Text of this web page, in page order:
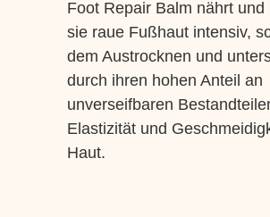
Foot Repair Balm nährt und
sie raue Fußhaut intensiv,
dem Austrocknen und
durch ihren hohen Anteil an
unverseifbaren
Elastizität und
Haut.